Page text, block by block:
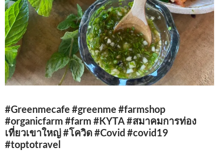
#Greenmecafe #greenme #farmshop
#organicfarm #farm #KYTA #สมาคมการท่อง
เที่ยวเขาใหญ่ #โควิด #Covid #covid19
#toptotravel